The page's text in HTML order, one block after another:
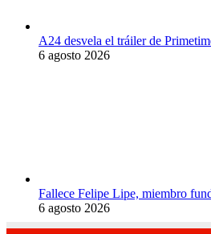
A24 desvela el tráiler de
6 agosto 2026
Fallece Felipe Lipe, miembro
6 agosto 2026